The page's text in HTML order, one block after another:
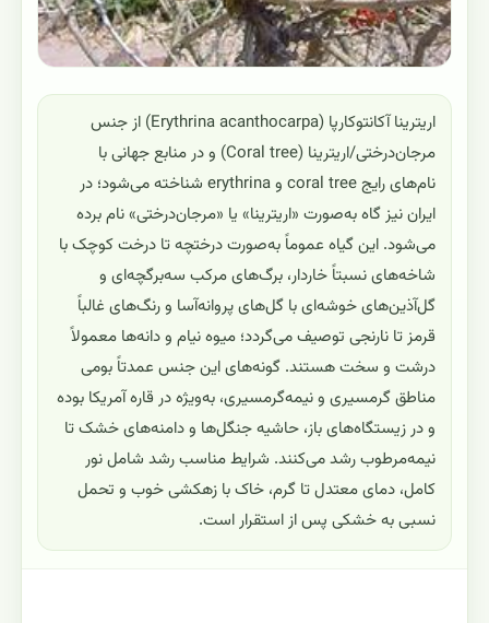
اریترینا آکانتوکارپا (Erythrina acanthocarpa) از جنس
مرجان‌درختی/اریترینا (Coral tree) و در منابع جهانی با
نام‌های رایج coral tree و erythrina شناخته می‌شود؛ در
ایران نیز گاه به‌صورت «اریترینا» یا «مرجان‌درختی» نام برده
می‌شود. این گیاه عموماً به‌صورت درختچه تا درخت کوچک با
شاخه‌های نسبتاً خاردار، برگ‌های مرکب سه‌برگچه‌ای و
گل‌آذین‌های خوشه‌ای با گل‌های پروانه‌آسا و رنگ‌های غالباً
قرمز تا نارنجی توصیف می‌گردد؛ میوه نیام و دانه‌ها معمولاً
درشت و سخت هستند. گونه‌های این جنس عمدتاً بومی
مناطق گرمسیری و نیمه‌گرمسیری، به‌ویژه در قاره آمریکا بوده
و در زیستگاه‌های باز، حاشیه جنگل‌ها و دامنه‌های خشک تا
نیمه‌مرطوب رشد می‌کنند. شرایط مناسب رشد شامل نور
کامل، دمای معتدل تا گرم، خاک با زهکشی خوب و تحمل
نسبی به خشکی پس از استقرار است.